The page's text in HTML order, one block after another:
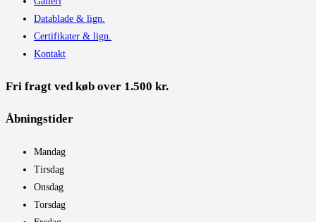
Datablade & lign.
Certifikater & lign.
Kontakt
Fri fragt ved køb over 1.500 kr.
Åbningstider​
Mandag
Tirsdag
Onsdag
Torsdag